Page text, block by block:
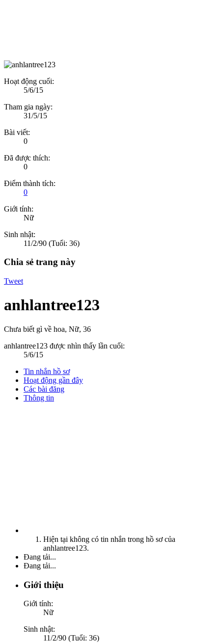
Hoạt động cuối:
5/6/15
Tham gia ngày:
31/5/15
Bài viết:
0
Đã được thích:
0
Điểm thành tích:
0
Giới tính:
Nữ
Sinh nhật:
11/2/90 (Tuổi: 36)
Chia sẻ trang này
Tweet
anhlantree123
Chưa biết gì về hoa, Nữ, 36
anhlantree123 được nhìn thấy lần cuối:
5/6/15
Tin nhắn hồ sơ
Hoạt động gần đây
Các bài đăng
Thông tin
Hiện tại không có tin nhắn trong hồ sơ của
anhlantree123.
Đang tải...
Đang tải...
Giới thiệu
Giới tính:
Nữ
Sinh nhật:
11/2/90 (Tuổi: 36)